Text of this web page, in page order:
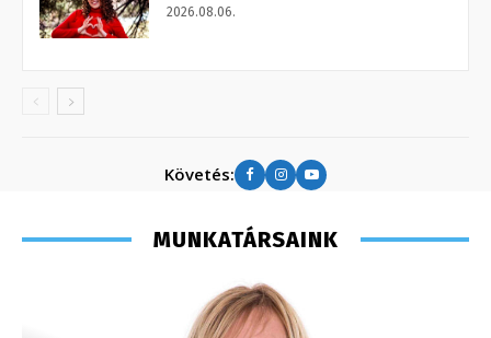
2026.08.06.
Követés:
MUNKATÁRSAINK